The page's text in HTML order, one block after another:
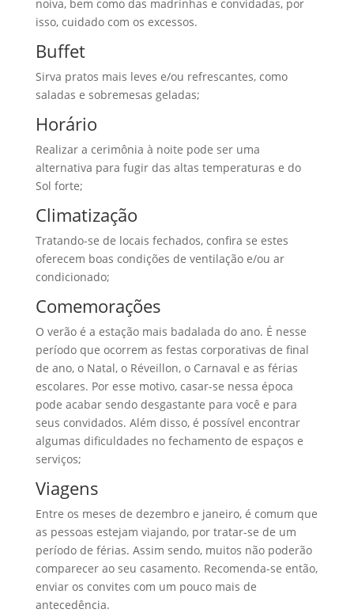
noiva, bem como das madrinhas e convidadas, por
isso, cuidado com os excessos.
Buffet
Sirva pratos mais leves e/ou refrescantes, como
saladas e sobremesas geladas;
Horário
Realizar a cerimônia à noite pode ser uma
alternativa para fugir das altas temperaturas e do
Sol forte;
Climatização
Tratando-se de locais fechados, confira se estes
oferecem boas condições de ventilação e/ou ar
condicionado;
Comemorações
O verão é a estação mais badalada do ano. É nesse
período que ocorrem as festas corporativas de final
de ano, o Natal, o Réveillon, o Carnaval e as férias
escolares. Por esse motivo, casar-se nessa época
pode acabar sendo desgastante para você e para
seus convidados. Além disso, é possível encontrar
algumas dificuldades no fechamento de espaços e
serviços;
Viagens
Entre os meses de dezembro e janeiro, é comum que
as pessoas estejam viajando, por tratar-se de um
período de férias. Assim sendo, muitos não poderão
comparecer ao seu casamento. Recomenda-se então,
enviar os convites com um pouco mais de
antecedência.